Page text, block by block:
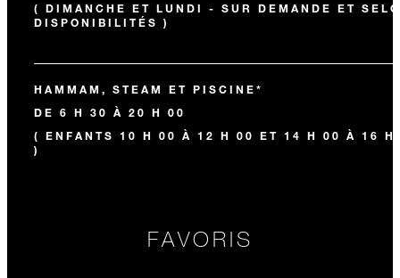
( DIMANCHE ET LUNDI - SUR DEMANDE ET
DISPONIBILITÉS )
HAMMAM, STEAM ET PISCINE*
DE 6 H 30 À 20 H 00
( ENFANTS 10 H 00 À 12 H 00 ET 14 H 00 À 16 H
)
FAVORIS